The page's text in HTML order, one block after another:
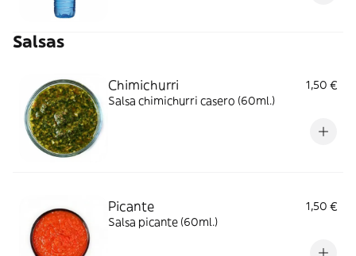
Salsas
Chimichurri
1,50 €
Salsa chimichurri casero (60ml.)
Picante
1,50 €
Salsa picante (60ml.)